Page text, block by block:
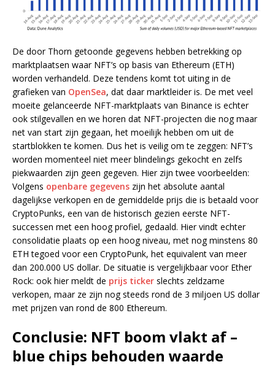
De door Thorn getoonde gegevens hebben betrekking op
marktplaatsen waar NFT’s op basis van Ethereum (ETH)
worden verhandeld. Deze tendens komt tot uiting in de
grafieken van OpenSea, dat daar marktleider is. De met veel
moeite gelanceerde NFT-marktplaats van Binance is echter
ook stilgevallen en we horen dat NFT-projecten die nog maar
net van start zijn gegaan, het moeilijk hebben om uit de
startblokken te komen. Dus het is veilig om te zeggen: NFT’s
worden momenteel niet meer blindelings gekocht en zelfs
piekwaarden zijn geen gegeven. Hier zijn twee voorbeelden:
Volgens openbare gegevens zijn het absolute aantal
dagelijkse verkopen en de gemiddelde prijs die is betaald voor
CryptoPunks, een van de historisch gezien eerste NFT-
successen met een hoog profiel, gedaald. Hier vindt echter
consolidatie plaats op een hoog niveau, met nog minstens 80
ETH tegoed voor een CryptoPunk, het equivalent van meer
dan 200.000 US dollar. De situatie is vergelijkbaar voor Ether
Rock: ook hier meldt de prijs ticker slechts zeldzame
verkopen, maar ze zijn nog steeds rond de 3 miljoen US dollar
met prijzen van rond de 800 Ethereum.
Conclusie: NFT boom vlakt af –
blue chips behouden waarde